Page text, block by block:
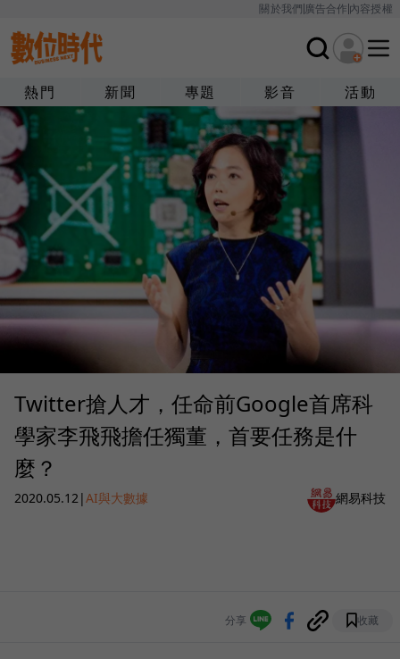
關於我們廣告合作內容授權
熱門 新聞 專題 影音 活動
Twitter搶人才，任命前Google首席科
學家李飛飛擔任獨董，首要任務是什
麼？
2020.05.12|AI與大數據 網易科技
分享 收藏